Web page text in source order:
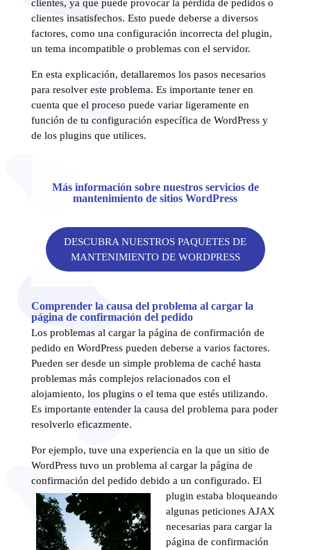
clientes, ya que puede provocar la pérdida de pedidos o
clientes insatisfechos. Esto puede deberse a diversos
factores, como una configuración incorrecta del plugin,
un tema incompatible o problemas con el servidor.
En esta explicación, detallaremos los pasos necesarios
para resolver este problema. Es importante tener en
cuenta que el proceso puede variar ligeramente en
función de tu configuración específica de WordPress y
de los plugins que utilices.
Más información sobre nuestros servicios de
mantenimiento de sitios WordPress
DESCUBRA NUESTROS PAQUETES DE
MANTENIMIENTO DE WORDPRESS
Comprender la causa del problema al cargar la
página de confirmación del pedido
Los problemas al cargar la página de confirmación de
pedido en WordPress pueden deberse a varios factores.
Pueden ser desde un simple problema de caché hasta
problemas más complejos relacionados con el
alojamiento, los plugins o el tema que estés utilizando.
Es importante entender la causa del problema para poder
resolverlo eficazmente.
Por ejemplo, tuve una experiencia en la que un sitio de
WordPress tuvo un problema al cargar la página de
confirmación del pedido debido a un configurado. El
plugin estaba bloqueando
algunas peticiones AJAX
necesarias para cargar la
página de confirmación